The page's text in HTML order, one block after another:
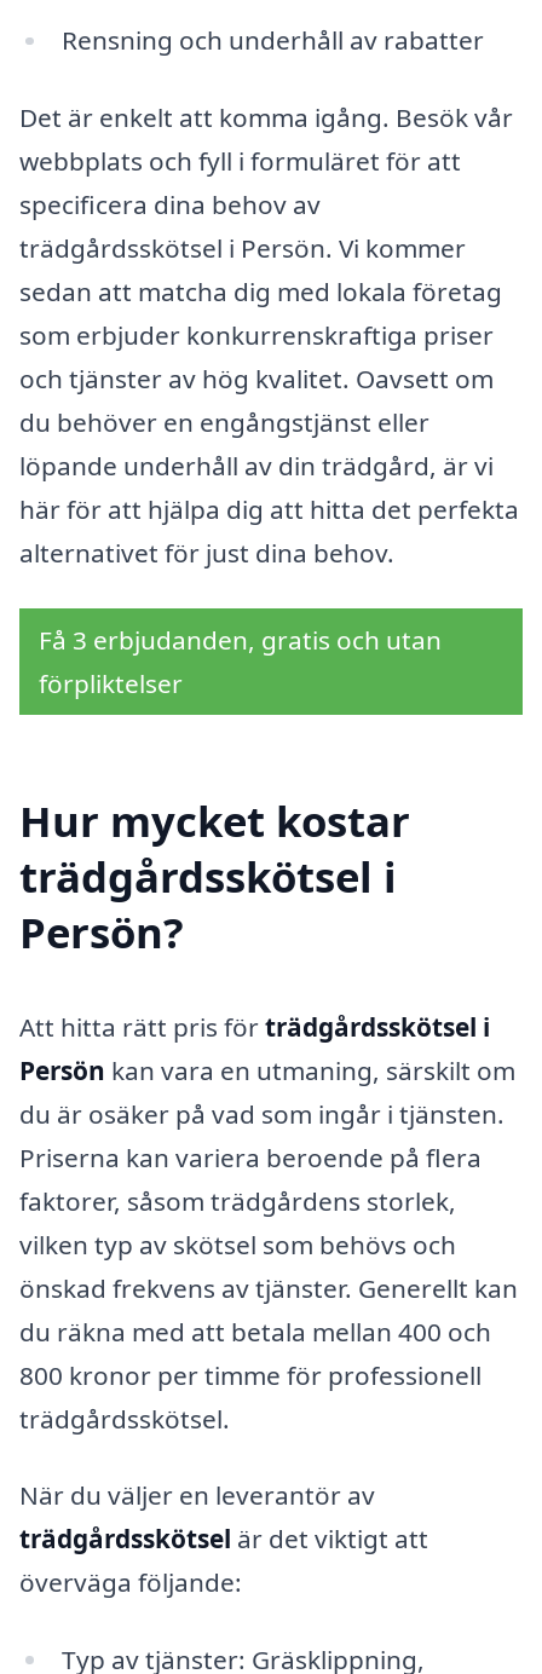
Rensning och underhåll av rabatter
Det är enkelt att komma igång. Besök vår
webbplats och fyll i formuläret för att
specificera dina behov av
trädgårdsskötsel i Persön. Vi kommer
sedan att matcha dig med lokala företag
som erbjuder konkurrenskraftiga priser
och tjänster av hög kvalitet. Oavsett om
du behöver en engångstjänst eller
löpande underhåll av din trädgård, är vi
här för att hjälpa dig att hitta det perfekta
alternativet för just dina behov.
Få 3 erbjudanden, gratis och utan
förpliktelser
Hur mycket kostar
trädgårdsskötsel i
Persön?
Att hitta rätt pris förträdgårdsskötsel i
Persön kan vara en utmaning, särskilt om
du är osäker på vad som ingår i tjänsten.
Priserna kan variera beroende på flera
faktorer, såsom trädgårdens storlek,
vilken typ av skötsel som behövs och
önskad frekvens av tjänster. Generellt kan
du räkna med att betala mellan 400 och
800 kronor per timme för professionell
trädgårdsskötsel.
När du väljer en leverantör av
trädgårdsskötsel är det viktigt att
överväga följande:
Typ av tjänster: Gräsklippning,